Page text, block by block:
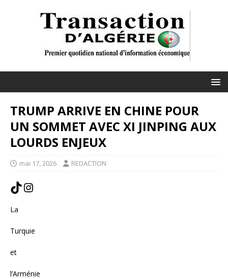
TRUMP ARRIVE EN CHINE POUR
UN SOMMET AVEC XI JINPING AUX
LOURDS ENJEUX
mai 17, 2026 REDACTION
La
Turquie
et
l’Arménie